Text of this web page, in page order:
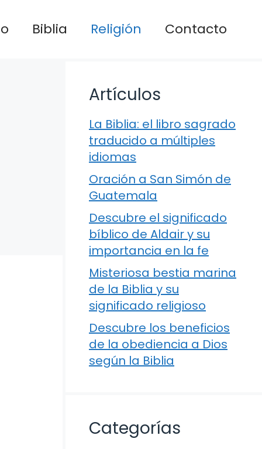
Biblia Religión Contacto
Artículos
La Biblia: el libro sagrado
traducido a múltiples
idiomas
Oración a San Simón de
Guatemala
Descubre el significado
bíblico de Aldair y su
importancia en la fe
Misteriosa bestia marina
de la Biblia y su
significado religioso
Descubre los beneficios
de la obediencia a Dios
según la Biblia
Categorías